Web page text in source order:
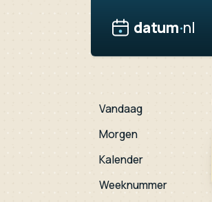
datum·nl
Vandaag
Morgen
Kalender
Weeknummer